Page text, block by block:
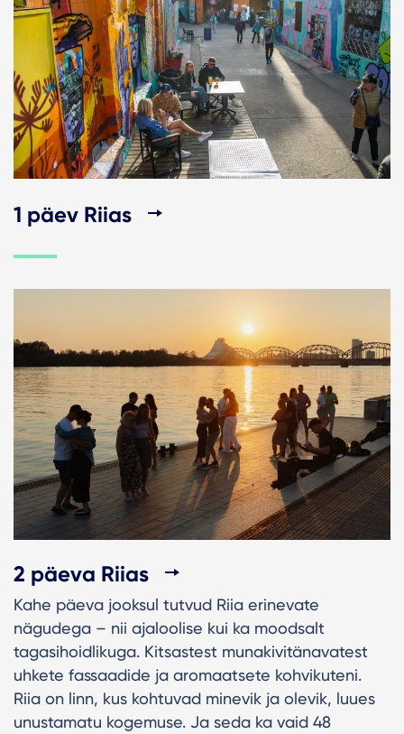
1 päev Riias
2 päeva Riias
Kahe päeva jooksul tutvud Riia erinevate
nägudega – nii ajaloolise kui ka moodsalt
tagasihoidlikuga. Kitsastest munakivitänavatest
uhkete fassaadide ja aromaatsete kohvikuteni.
Riia on linn, kus kohtuvad minevik ja olevik, luues
unustamatu kogemuse. Ja seda ka vaid 48